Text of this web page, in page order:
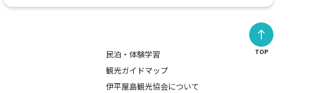
TOP
民泊・体験学習
観光ガイドマップ
伊平屋島観光協会について